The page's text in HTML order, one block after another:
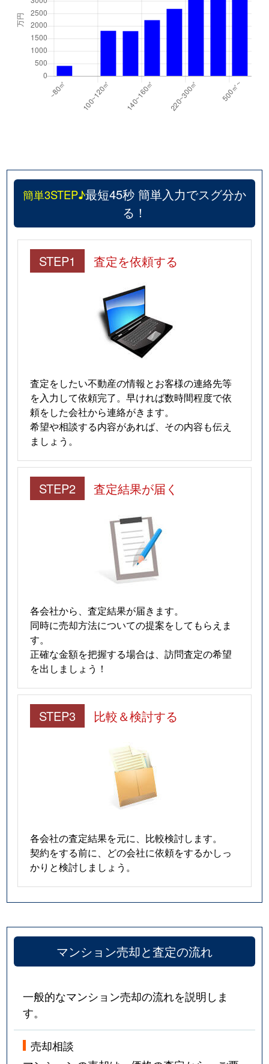
簡単3STEP♪最短45秒 簡単入力でスグ分か
る！
STEP1 査定を依頼する
査定をしたい不動産の情報とお客様の連絡先等
を入力して依頼完了。早ければ数時間程度で依
頼をした会社から連絡がきます。
希望や相談する内容があれば、その内容も伝え
ましょう。
STEP2 査定結果が届く
各会社から、査定結果が届きます。
同時に売却方法についての提案をしてもらえま
す。
正確な金額を把握する場合は、訪問査定の希望
を出しましょう！
STEP3 比較＆検討する
各会社の査定結果を元に、比較検討します。
契約をする前に、どの会社に依頼をするかしっ
かりと検討しましょう。
マンション売却と査定の流れ
一般的なマンション売却の流れを説明しま
す。
売却相談